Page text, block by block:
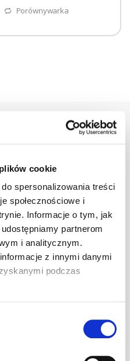
cookie
spersonalizowania treści
społecznościowe i
Informacje o tym, jak
partnerom
i analitycznym.
z innymi danymi
podczas
Porównywarka
JM ILOŚĆ
gąs.
szt –